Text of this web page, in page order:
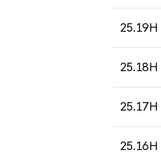
25.19H
25.18H
25.17H
25.16H